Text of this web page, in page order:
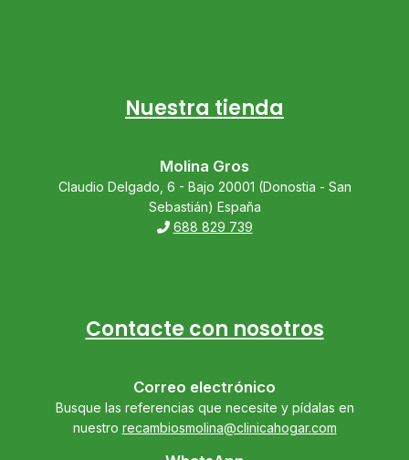
Nuestra tienda
Molina Gros
Claudio Delgado, 6 - Bajo 20001 (Donostia - San
Sebastián) España
688 829 739
Contacte con nosotros
Correo electrónico
Busque las referencias que necesite y pídalas en
nuestro recambiosmolina@clinicahogar.com